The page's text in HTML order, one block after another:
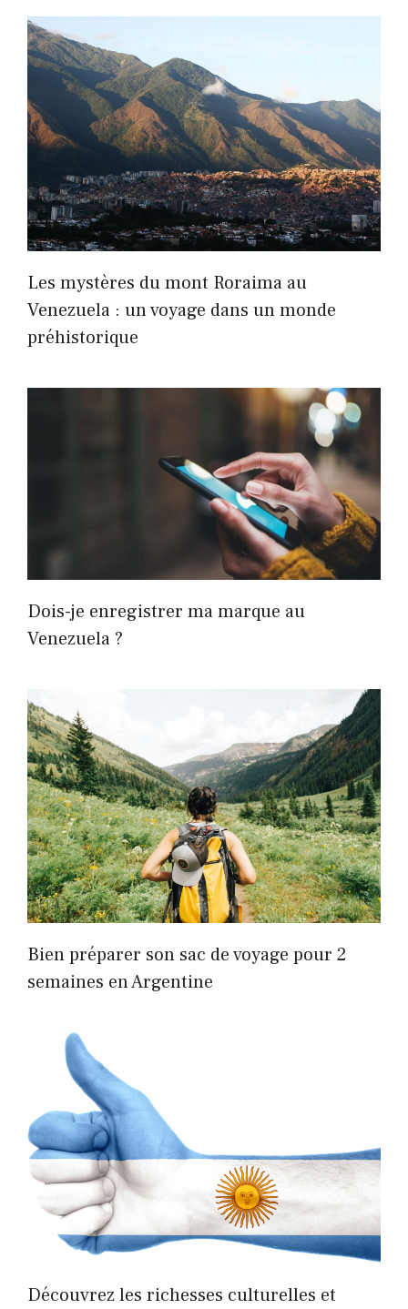
Les mystères du mont Roraima au
Venezuela : un voyage dans un monde
préhistorique
Dois-je enregistrer ma marque au
Venezuela ?
Bien préparer son sac de voyage pour 2
semaines en Argentine
Découvrez les richesses culturelles et